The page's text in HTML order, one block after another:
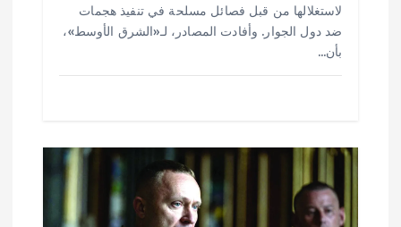
لاستغلالها من قبل فصائل مسلحة في تنفيذ هجمات
ضد دول الجوار. وأفادت المصادر، لـ«الشرق الأوسط»،
بأن…